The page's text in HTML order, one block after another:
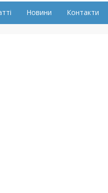
Новини Контакти